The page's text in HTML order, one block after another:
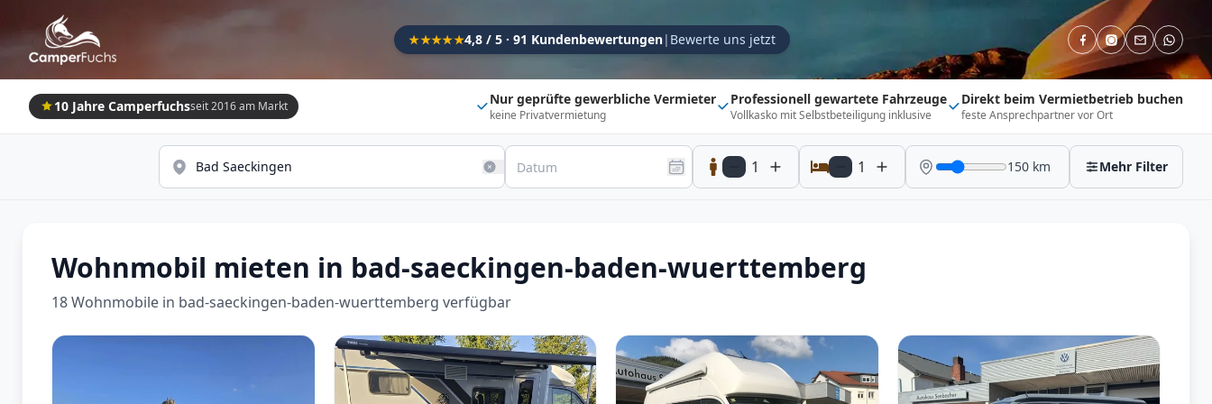
★★★★★4,8 / 5 · 91 Kundenbewertungen| Bewerte uns jetzt
10 Jahre Camperfuchsseit 2016 am Markt Nur geprüfte gewerbliche Vermieter
keine Privatvermietung
Professionell gewartete Fahrzeuge
Vollkasko mit Selbstbeteiligung inklusive
Direkt beim Vermietbetrieb buchen
feste Ansprechpartner vor Ort
1 1 150 km Mehr Filter
Sitzplätze 1
Schlafplätze 1
Flexibel (±3 Tage) Anhängerkupplung
Fahrzeugtyp
Teil-Integriert Wohnwagen
Wohnmobil mieten in bad-saeckingen-baden-wuerttemberg
18 Wohnmobile in bad-saeckingen-baden-wuerttemberg verfügbar